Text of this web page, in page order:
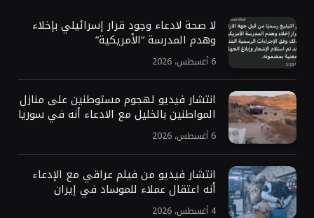
لا صحة لادعاء وجود قرار إسرائيلي بإخلاء
وهدم المدرسة “الأمريكية”
6 أغسطس، 2026
انتشار فيديو لهجوم مستوطنين على منازل
المواطنين بالخليل مع الادعاء أنه في سوريا
6 أغسطس، 2026
انتشار فيديو من فيلم عراقي مع الإدعاء
أنه اعتقال عملاء للموساد في إيران
4 أغسطس، 2026